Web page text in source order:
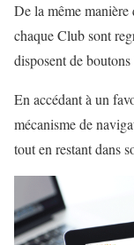
De la même manière
chaque Club sont
disposent de
En accédant à un
mécanisme de
tout en restant dans